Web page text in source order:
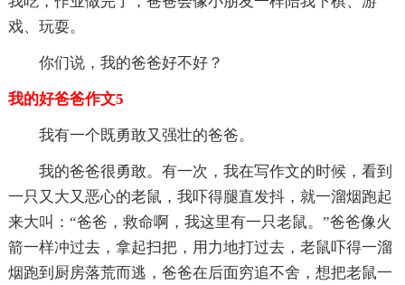
戏、玩耍。
你们说，我的爸爸好不好？
我的好爸爸作文5
我有一个既勇敢又强壮的爸爸。
我的爸爸很勇敢。有一次，我在写作文的时候，看到
一只又大又恶心的老鼠，我吓得腿直发抖，就一溜烟跑起
来大叫：“爸爸，救命啊，我这里有一只老鼠。”爸爸像火
箭一样冲过去，拿起扫把，用力地打过去，老鼠吓得一溜
烟跑到厨房落荒而逃，爸爸在后面穷追不舍，想把老鼠一